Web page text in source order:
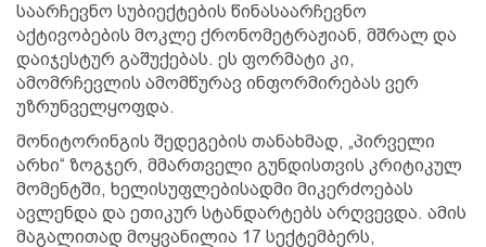
საარჩევნო სუბიექტების წინასაარჩევნო
აქტივობების მოკლე ქრონომეტრაჟიან, მშრალ და
დაიჯესტურ გაშუქებას. ეს ფორმატი კი,
ამომრჩევლის ამომწურავ ინფორმირებას ვერ
უზრუნველყოფდა.
მონიტორინგის შედეგების თანახმად, „პირველი
არხი“ ზოგჯერ, მმართველი გუნდისთვის კრიტიკულ
მომენტში, ხელისუფლებისადმი მიკერძოებას
ავლენდა და ეთიკურ სტანდარტებს არღვევდა. ამის
მაგალითად მოყვანილია 17 სექტემბერს,